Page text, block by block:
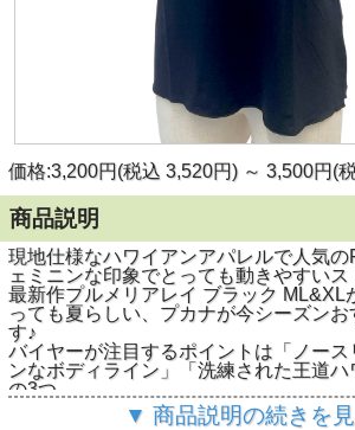
価格:3,200円(税込 3,520円) ～ 3,500円(
商品説明
現地仕様なハワイアンアパレルで人気
ェミニンな印象でとっても動きやすい
最新作プルメリアレイ ブラック ML&XL
っても夏らしい、プカナが今シーズン
す♪
バイヤーが注目するポイントは「ノース
ンなボディライン」「洗練された王道ハ
の3つ。
ノースリーブとは言っても、袖口幅は中
▼ 商品説明の続きを